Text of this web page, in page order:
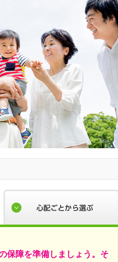
保障を準備しましょう。そ